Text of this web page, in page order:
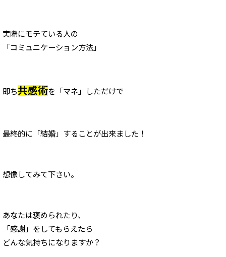
実際にモテている人の
「コミュニケーション方法」
即ち共感術を「マネ」しただけで
最終的に「結婚」することが出来ました！
想像してみて下さい。
あなたは褒められたり、
「感謝」をしてもらえたら
どんな気持ちになりますか？